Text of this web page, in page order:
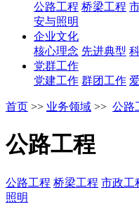
公路工程 桥梁工程
安与照明
企业文化
核心理念 先进典型
党群工作
党建工作 群团工作
首页 >> 业务领域 >> 公路
公路工程
公路工程 桥梁工程 市政工
照明